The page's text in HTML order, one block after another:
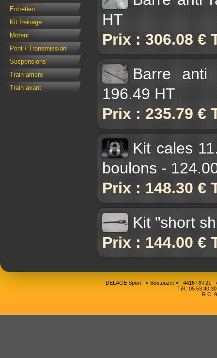
Entretien
Kit freinage
Moteur
Pont / Transmission
Suspensions
Train arriere
Train avant
HT
Prix : 306.08 €
Barre anti
196.49 HT
Prix : 235.79 €
Kit cales
boulons -
Prix : 148.30 €
Kit "short
Prix : 144.00 €
DELAGE Sport - « Boutouzet » - 4416 RN 21
Tél :
R.C.